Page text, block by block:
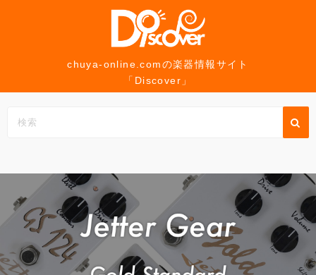
プ
chuya-online.comの楽器情報サイト
「Discover」